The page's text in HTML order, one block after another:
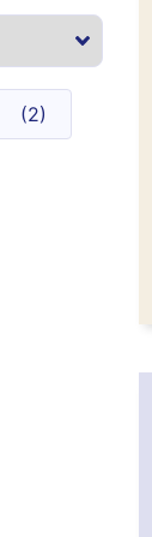
(2)